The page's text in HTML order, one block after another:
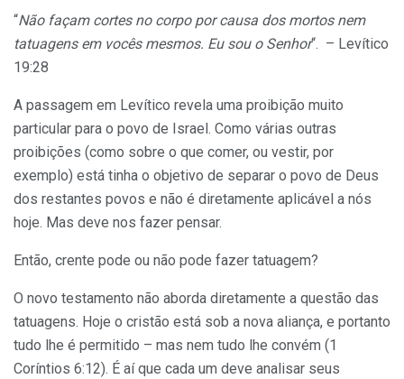
“Não façam cortes no corpo por causa dos mortos nem
tatuagens em vocês mesmos. Eu sou o Senhor“. – Levítico
19:28
A passagem em Levítico revela uma proibição muito
particular para o povo de Israel. Como várias outras
proibições (como sobre o que comer, ou vestir, por
exemplo) está tinha o objetivo de separar o povo de Deus
dos restantes povos e não é diretamente aplicável a nós
hoje. Mas deve nos fazer pensar.
Então, crente pode ou não pode fazer tatuagem?
O novo testamento não aborda diretamente a questão das
tatuagens. Hoje o cristão está sob a nova aliança, e portanto
tudo lhe é permitido – mas nem tudo lhe convém (1
Coríntios 6:12). É aí que cada um deve analisar seus